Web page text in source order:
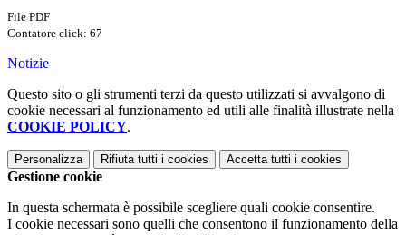
File PDF
Contatore click: 67
Notizie
Questo sito o gli strumenti terzi da questo utilizzati si avvalgono di
cookie necessari al funzionamento ed utili alle finalità illustrate nella
COOKIE POLICY.
Personalizza Rifiuta tutti i cookies Accetta tutti i cookies
Gestione cookie
In questa schermata è possibile scegliere quali cookie consentire.
I cookie necessari sono quelli che consentono il funzionamento della